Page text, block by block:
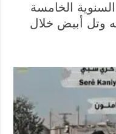
الخامسة
وتل أبيض خلال